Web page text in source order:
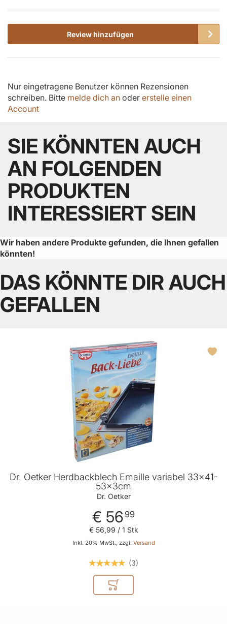
Review hinzufügen
Nur eingetragene Benutzer können Rezensionen
schreiben. Bitte melde dich an oder erstelle einen
Account
SIE KÖNNTEN AUCH
AN FOLGENDEN
PRODUKTEN
INTERESSIERT SEIN
Wir haben andere Produkte gefunden, die Ihnen gefallen
könnten!
DAS KÖNNTE DIR AUCH
GEFALLEN
Dr. Oetker Herdbackblech Emaille variabel 33x41-
53x3cm
Dr. Oetker
€ 56 99
Inkl. 20% MwSt., zzgl. Versand
€ 56,99 / 1 Stk
3
In den Warenkorb